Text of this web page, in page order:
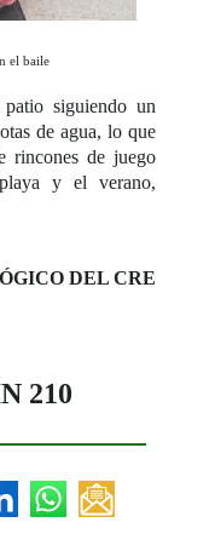
el baile
siguiendo un
de agua, lo que
rincones de juego
y el verano,
DEL CRE
210